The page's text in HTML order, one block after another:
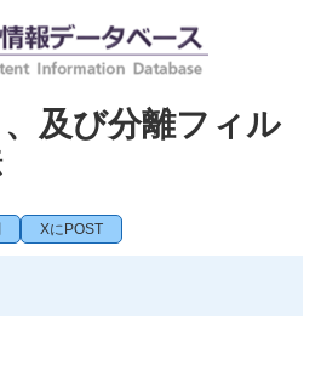
及び分離フィル
XにPOST